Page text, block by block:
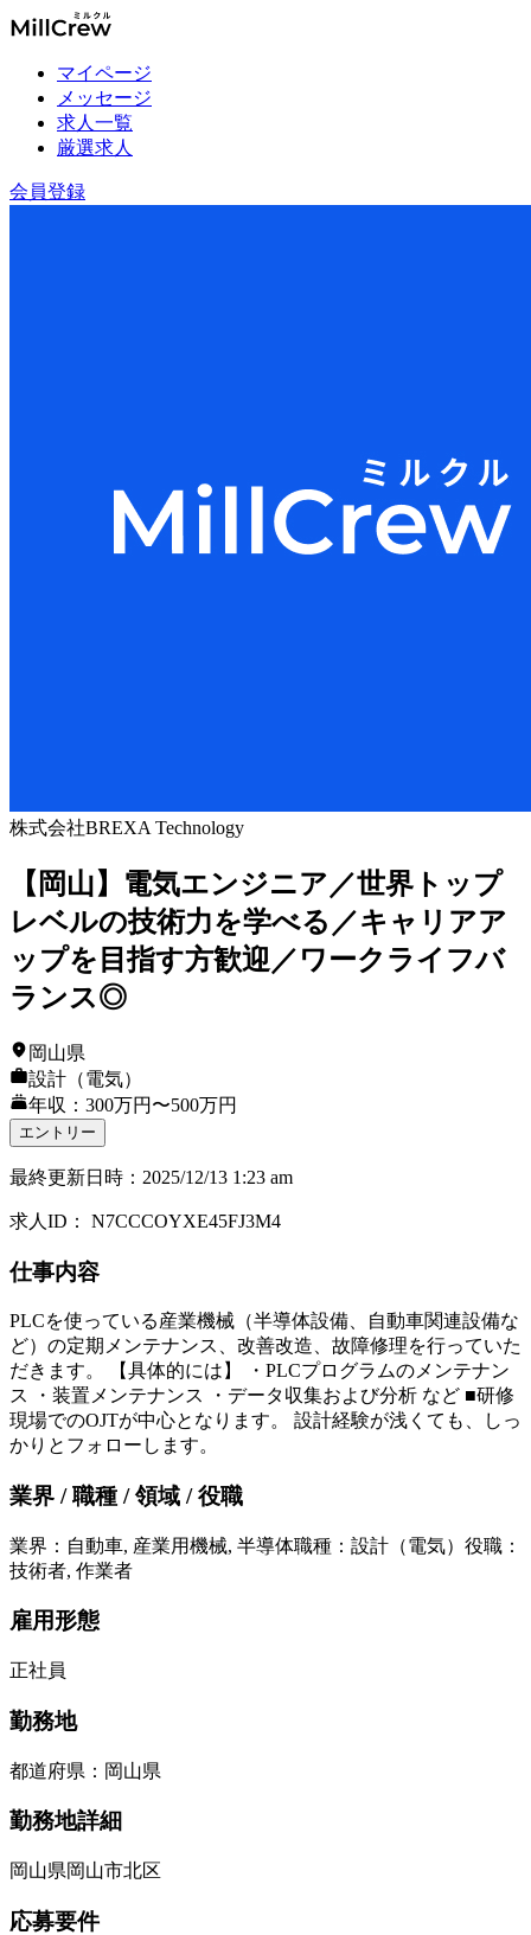
マイページ
メッセージ
求人一覧
厳選求人
会員登録
株式会社BREXA Technology
【岡山】電気エンジニア／世界トップ
レベルの技術力を学べる／キャリアア
ップを目指す方歓迎／ワークライフバ
ランス◎
岡山県
設計（電気）
年収：300万円〜500万円
エントリー
最終更新日時 ： 2025/12/13 1:23 am
求人ID ： N7CCCOYXE45FJ3M4
仕事内容
PLCを使っている産業機械（半導体設備、自動車関連設備な
ど）の定期メンテナンス、改善改造、故障修理を行っていた
だきます。 【具体的には】 ・PLCプログラムのメンテナン
ス ・装置メンテナンス ・データ収集および分析 など ■研修
現場でのOJTが中心となります。 設計経験が浅くても、しっ
かりとフォローします。
業界 / 職種 / 領域 / 役職
業界 ： 自動車, 産業用機械, 半導体職種 ： 設計（電気） 役職 ：
技術者, 作業者
雇用形態
正社員
勤務地
都道府県 ： 岡山県
勤務地詳細
岡山県岡山市北区
応募要件